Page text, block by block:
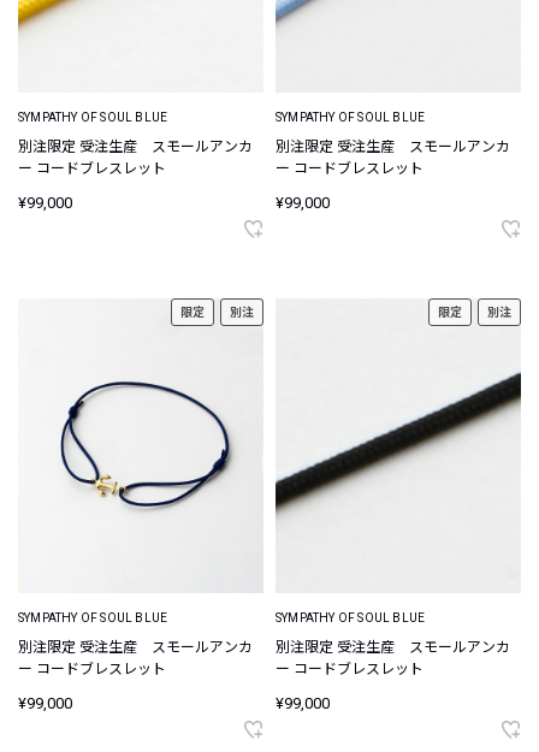
SYMPATHY OF SOUL BLUE
別注限定 受注生産 スモールアンカ
ー コードブレスレット
¥99,000
SYMPATHY OF SOUL BLUE
別注限定 受注生産 スモールアンカ
ー コードブレスレット
¥99,000
限定 別注
SYMPATHY OF SOUL BLUE
別注限定 受注生産 スモールアンカ
ー コードブレスレット
¥99,000
限定 別注
SYMPATHY OF SOUL BLUE
別注限定 受注生産 スモールアンカ
ー コードブレスレット
¥99,000